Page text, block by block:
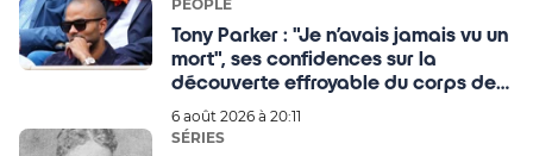
PEOPLE
Tony Parker : "Je n’avais jamais vu un
mort", ses confidences sur la
découverte effroyable du corps de
son père
6 août 2026 à 20:11
SÉRIES